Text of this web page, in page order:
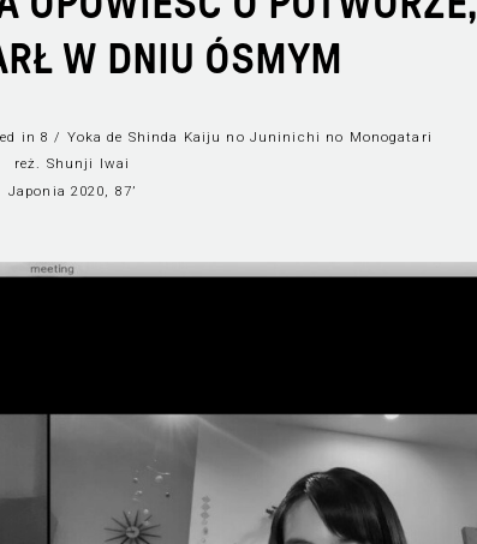
W DNIU ÓSMYM
in 8 / Yoka de Shinda Kaiju no Juninichi no Monogatari
reż. Shunji Iwai
Japonia 2020, 87’